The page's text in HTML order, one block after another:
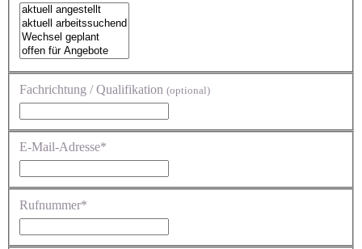
Fachrichtung / Qualifikation (optional)
E-Mail-Adresse*
Rufnummer*